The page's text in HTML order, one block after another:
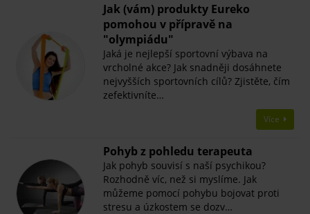
Jak (vám) produkty Eureko
pomohou v přípravě na
"olympiádu"
Jaká je nejlepší sportovní výbava na
vrcholné akce? Jak snadněji dosáhnete
nejvyšších sportovních cílů? Zjistěte, čím
zefektivníte…
Více
Pohyb z pohledu terapeuta
Jak pohyb souvisí s naší psychikou?
Rozhodně víc, než si myslíme. Jak
můžeme pomocí pohybu bojovat proti
stresu a úzkostem se dozv…